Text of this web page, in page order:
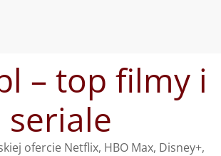
– top filmy i
seriale
ofercie Netflix, HBO Max, Disney+,